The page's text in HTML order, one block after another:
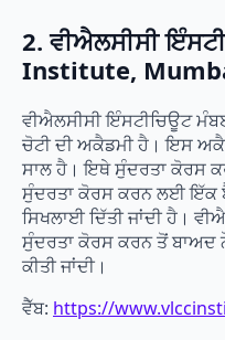
2. ਵੀਐਲਸੀਸੀ
Institute,
ਵੀਐਲਸੀਸੀ ਇੰਸਟੀਚਿਊਟ
ਚੋਟੀ ਦੀ ਅਕੈਡਮੀ ਹੈ। ਇਸ
ਸਾਲ ਹੈ। ਇਥੇ ਸੁੰਦਰਤਾ ਕੋਰਸ
ਸੁੰਦਰਤਾ ਕੋਰਸ ਕਰਨ ਲਈ ਇੱਕ
ਸਿਖਲਾਈ ਦਿੱਤੀ ਜਾਂਦੀ ਹੈ।
ਸੁੰਦਰਤਾ ਕੋਰਸ ਕਰਨ ਤੋਂ ਬਾਅਦ
ਕੀਤੀ ਜਾਂਦੀ।
ਵੈੱਬ: https://